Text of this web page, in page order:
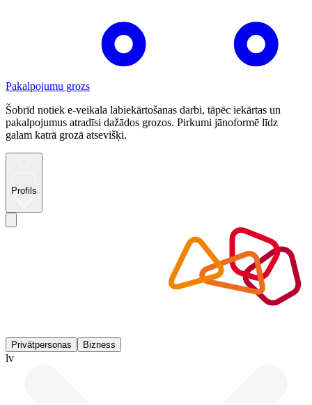
Pakalpojumu grozs
Šobrīd notiek e-veikala labiekārtošanas darbi, tāpēc iekārtas un
pakalpojumus atradīsi dažādos grozos. Pirkumi jānoformē līdz
galam katrā grozā atsevišķi.
Profils
Privātpersonas Bizness
lv